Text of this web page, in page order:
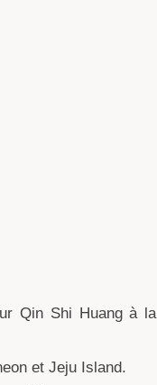
Qin Shi Huang à la
et Jeju Island.